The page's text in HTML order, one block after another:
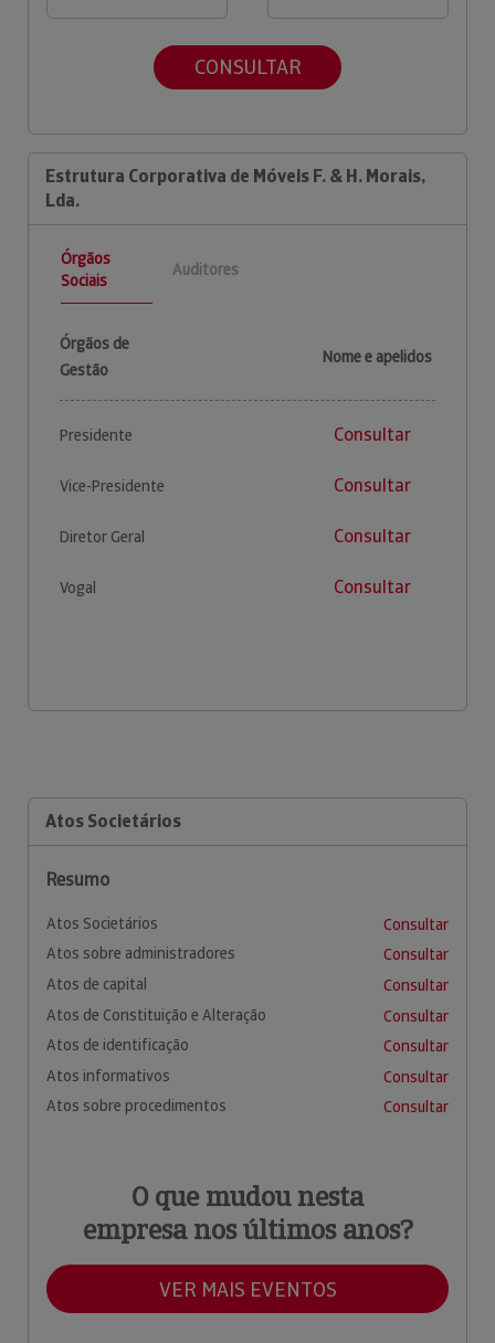
CONSULTAR
Estrutura Corporativa de Móveis F. & H. Morais,
Lda.
Órgãos
Sociais
Auditores
Órgãos de
Gestão
Nome e apelidos
Presidente Consultar
Vice-Presidente Consultar
Diretor Geral Consultar
Vogal Consultar
Atos Societários
Resumo
Atos Societários
Consultar
Atos sobre administradores
Consultar
Atos de capital
Consultar
Atos de Constituição e Alteração
Consultar
Atos de identificação
Consultar
Atos informativos
Consultar
Atos sobre procedimentos
Consultar
O que mudou nesta
empresa nos últimos anos?
VER MAIS EVENTOS